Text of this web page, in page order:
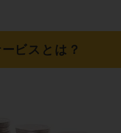
ビスとは？